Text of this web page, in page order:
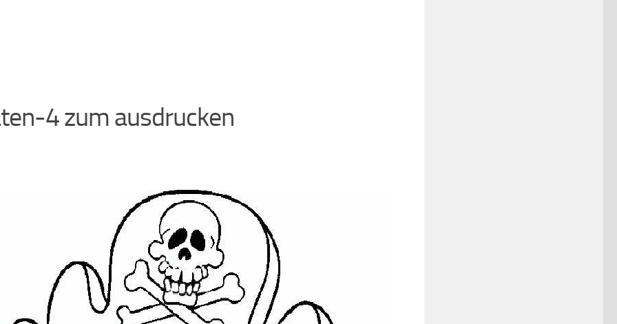
4 zum ausdrucken